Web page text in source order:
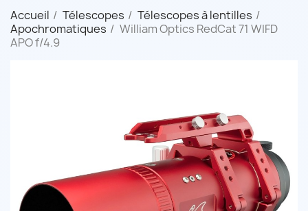
Accueil Télescopes
Télescopes à lentilles
Apochromatiques
William Optics RedCat 71 WIFD
APO f/4.9